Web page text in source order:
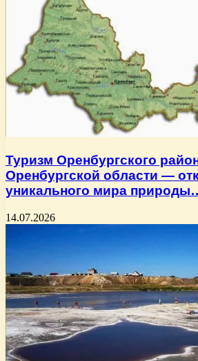
Туризм Оренбургского
Оренбургской области —
уникального мира
14.07.2026